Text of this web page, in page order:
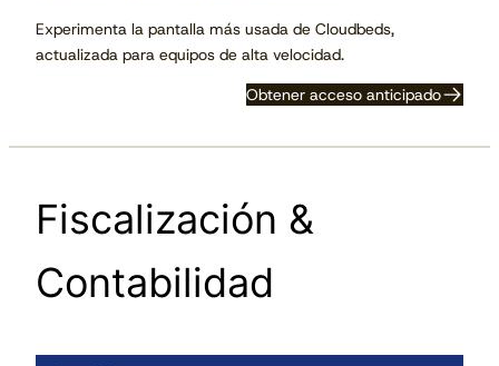
Experimenta la pantalla más usada de Cloudbeds,
actualizada para equipos de alta velocidad.
Obtener acceso anticipado
Fiscalización &
Contabilidad